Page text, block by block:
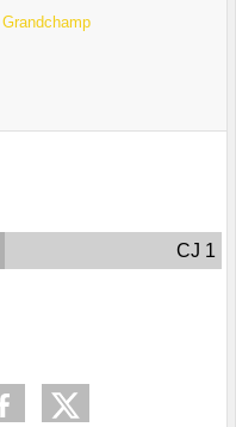
Grandchamp
CJ 1